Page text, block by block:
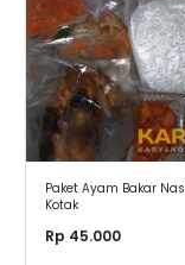
Paket Ayam Bakar
Kotak
Rp 45.000